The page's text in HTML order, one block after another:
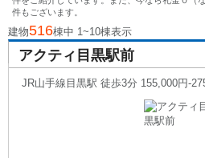
件もございます。
建物516棟中 1~10棟表示
アクティ目黒駅前
JR山手線目黒駅 徒歩3分 155,000円-